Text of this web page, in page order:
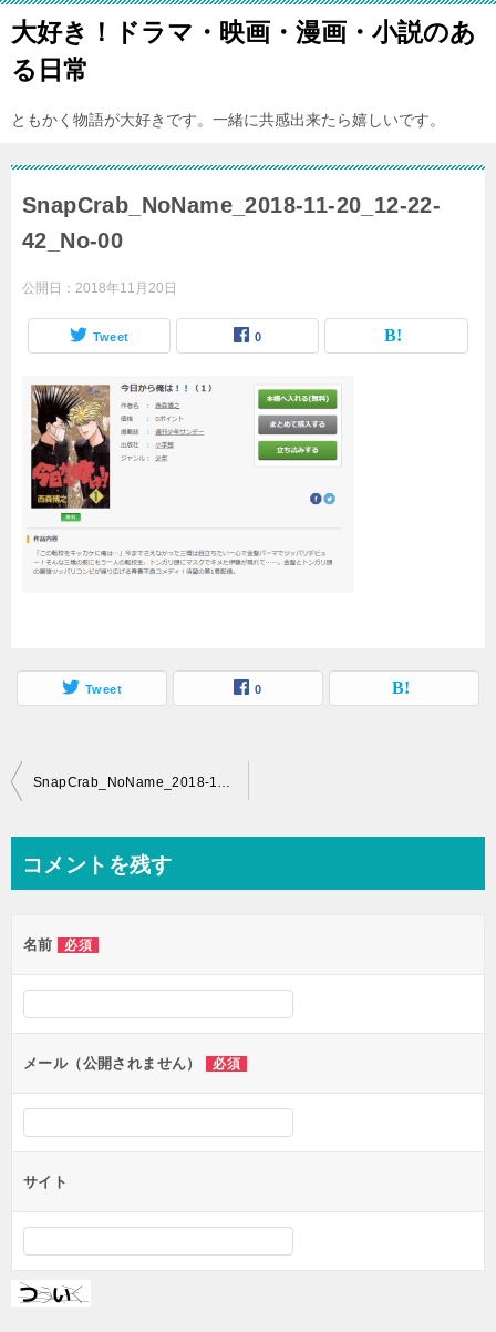
大好き！ドラマ・映画・漫画・小説のあ
る日常
ともかく物語が大好きです。一緒に共感出来たら嬉しいです。
SnapCrab_NoName_2018-11-20_12-22-
42_No-00
公開日： 2018年11月20日
Tweet 0
Tweet 0
投
ビ
ー
シ
ン
SnapCrab_NoName_2018-11-20_12-22-42_No-00
コメントを残す
名前 必須
メール（公開されません） 必須
サイト